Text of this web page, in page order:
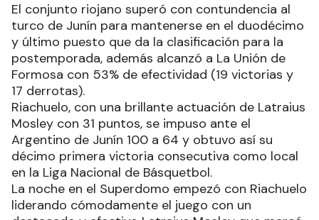
El conjunto riojano superó con contundencia al
turco de Junín para mantenerse en el duodécimo
y último puesto que da la clasificación para la
postemporada, además alcanzó a La Unión de
Formosa con 53% de efectividad (19 victorias y
17 derrotas).
Riachuelo, con una brillante actuación de Latraius
Mosley con 31 puntos, se impuso ante el
Argentino de Junín 100 a 64 y obtuvo así su
décimo primera victoria consecutiva como local
en la Liga Nacional de Básquetbol.
La noche en el Superdomo empezó con Riachuelo
liderando cómodamente el juego con un